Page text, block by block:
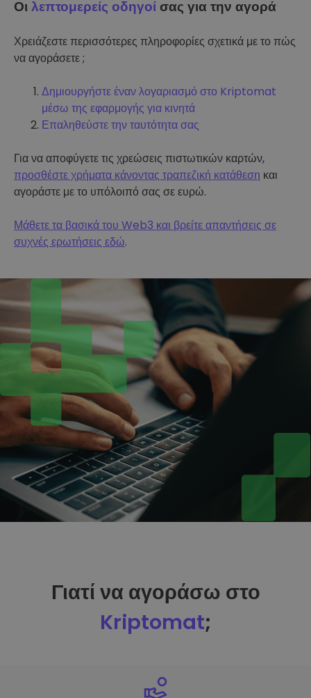
Οιλεπτομερείς οδηγοί σας για την αγορά
Χρειάζεστε περισσότερες πληροφορίες σχετικά με το πώς
να αγοράσετε ;
Δημιουργήστε έναν λογαριασμό στο Kriptomat
μέσω της εφαρμογής για κινητά
Επαληθεύστε την ταυτότητα σας
Για να αποφύγετε τις χρεώσεις πιστωτικών καρτών,
προσθέστε χρήματα κάνοντας τραπεζική κατάθεση και
αγοράστε με το υπόλοιπό σας σε ευρώ.
Μάθετε τα βασικά του Web3 και βρείτε απαντήσεις σε
συχνές ερωτήσεις εδώ.
Γιατί να αγοράσω στο
Kriptomat;